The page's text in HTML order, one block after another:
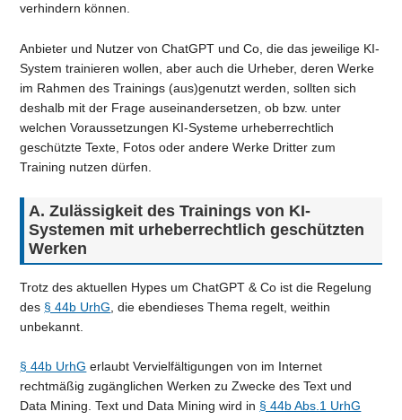
verhindern können.
Anbieter und Nutzer von ChatGPT und Co, die das jeweilige KI-
System trainieren wollen, aber auch die Urheber, deren Werke
im Rahmen des Trainings (aus)genutzt werden, sollten sich
deshalb mit der Frage auseinandersetzen, ob bzw. unter
welchen Voraussetzungen KI-Systeme urheberrechtlich
geschützte Texte, Fotos oder andere Werke Dritter zum
Training nutzen dürfen.
A. Zulässigkeit des Trainings von KI-
Systemen mit urheberrechtlich geschützten
Werken
Trotz des aktuellen Hypes um ChatGPT & Co ist die Regelung
des § 44b UrhG , die ebendieses Thema regelt, weithin
unbekannt.
§ 44b UrhG erlaubt Vervielfältigungen von im Internet
rechtmäßig zugänglichen Werken zu Zwecke des Text und
Data Mining. Text und Data Mining wird in § 44b Abs.1 UrhG